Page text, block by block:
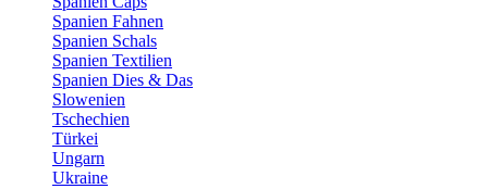
Spanien Fahnen
Spanien Schals
Spanien Textilien
Spanien Dies & Das
Slowenien
Tschechien
Türkei
Ungarn
Ukraine